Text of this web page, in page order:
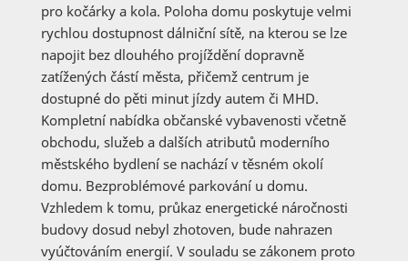
pro kočárky a kola. Poloha domu poskytuje velmi
rychlou dostupnost dálniční sítě, na kterou se lze
napojit bez dlouhého projíždění dopravně
zatížených částí města, přičemž centrum je
dostupné do pěti minut jízdy autem či MHD.
Kompletní nabídka občanské vybavenosti včetně
obchodu, služeb a dalších atributů moderního
městského bydlení se nachází v těsném okolí
domu. Bezproblémové parkování u domu.
Vzhledem k tomu, průkaz energetické náročnosti
budovy dosud nebyl zhotoven, bude nahrazen
vyúčtováním energií. V souladu se zákonem proto